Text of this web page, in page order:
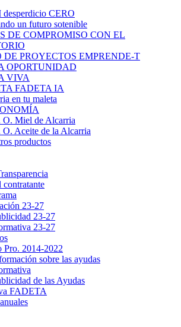
CERO
un futuro sotenible
DE COMPROMISO CON EL
DE PROYECTOS EMPRENDE-T
OPORTUNIDAD
VIVA
FADETA IA
en tu maleta
O. Miel de Alcarria
O. Aceite de la Alcarria
productos
contratante
23-27
23-27
23-27
Pro. 2014-2022
sobre las ayudas
de las Ayudas
FADETA